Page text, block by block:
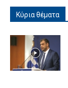
Κύρια θέματα